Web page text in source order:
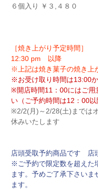
６個入り ￥３,４８０
［焼き上がり予定時間］
12:30 pm 以降
※上記は焼き菓子の焼き上
※お受け取り時間は13:00
※開店時間11：00にはご用
い（ご予約時間は12：00以
※2/2(月)～2/28(土)までは
休みいたします
店頭受取予約商品です 店
※ご予約で限定数を超えた
ます。予めご了承下さい
ます。